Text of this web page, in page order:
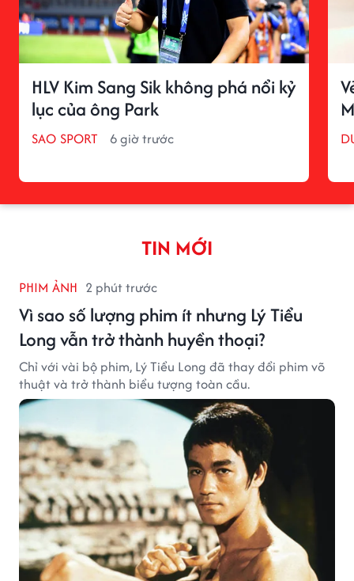
HLV Kim Sang Sik không phá nổi kỷ
lục của ông Park
SAO SPORT 6 giờ trước
TIN MỚI
PHIM ẢNH 2 phút trước
Vì sao số lượng phim ít nhưng Lý Tiểu
Long vẫn trở thành huyền thoại?
Chỉ với vài bộ phim, Lý Tiểu Long đã thay đổi phim võ
thuật và trở thành biểu tượng toàn cầu.